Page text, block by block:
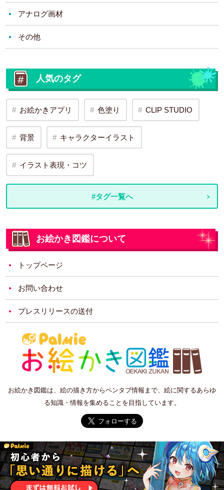
アナログ画材
その他
人気のタグ
お絵かきアプリ 色塗り CLIP STUDIO
背景 キャラクターイラスト
イラスト表現・コツ
#タグ一覧へ
お絵かき図鑑について
トップページ
お問い合わせ
プレスリリースの送付
お絵かき図鑑は、絵の描き方からペンタブ情報まで、絵に関するあらゆ
る知識・情報を集めることを目指しています。